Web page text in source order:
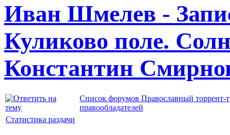
Иван Шмелев -
Куликово поле.
Константин
Список форумов Православный торрент-
правообладателей
Статистика раздачи